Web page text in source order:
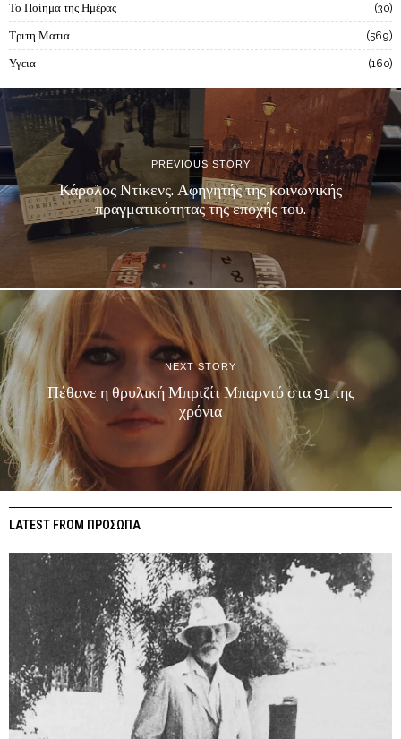
Το Ποίημα της Ημέρας 30
Τριτη Ματια 569
Υγεια 160
PREVIOUS STORY
Κάρολος Ντίκενς. Αφηγητής της κοινωνικής
πραγματικότητας της εποχής του.
NEXT STORY
Πέθανε η θρυλική Μπριζίτ Μπαρντό στα 91 της
χρόνια
LATEST FROM ΠΡΟΣΩΠΑ